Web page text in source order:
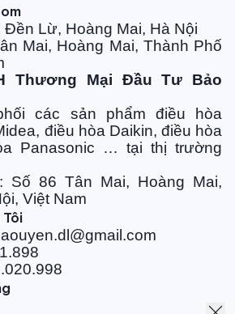
Đền Lừ, Hoàng Mai, Hà Nội
Mai, Hoàng Mai, Thành Phố
Thương Mại Đầu Tư Bảo
các sản phẩm điều hòa
điều hòa Daikin, điều hòa
Panasonic … tại thị trường
Số 86 Tân Mai, Hoàng Mai,
Việt Nam
Tôi